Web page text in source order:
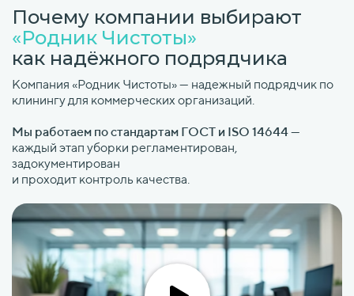
Почему компании выбирают
«Родник Чистоты»
как надёжного подрядчика
Компания «Родник Чистоты» — надежный подрядчик по
клинингу для коммерческих организаций.
Мы работаем по стандартам ГОСТ и ISO 14644—
каждый этап уборки регламентирован,
задокументирован
и проходит контроль качества.